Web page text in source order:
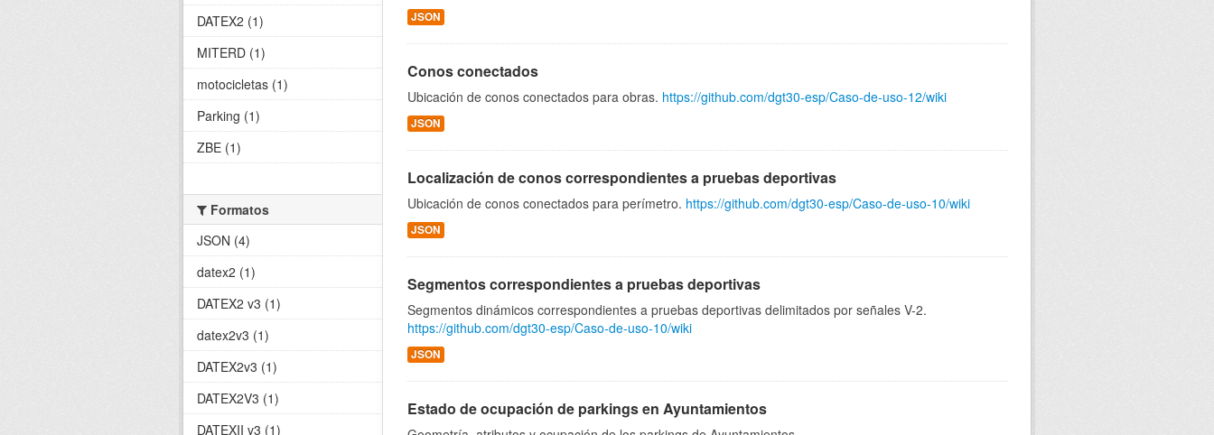
JSON
Conos conectados
Ubicación de conos conectados para obras. https://github.com/dgt30-esp/Caso-de-uso-12/wiki
JSON
Localización de conos correspondientes a pruebas deportivas
Ubicación de conos conectados para perímetro. https://github.com/dgt30-esp/Caso-de-uso-10/wiki
JSON
Segmentos correspondientes a pruebas deportivas
Segmentos dinámicos correspondientes a pruebas deportivas delimitados por señales V-2.
https://github.com/dgt30-esp/Caso-de-uso-10/wiki
JSON
Estado de ocupación de parkings en Ayuntamientos
DATEX2 (1)
MITERD (1)
motocicletas (1)
Parking (1)
ZBE (1)
Formatos
JSON (4)
datex2 (1)
DATEX2 v3 (1)
datex2v3 (1)
DATEX2v3 (1)
DATEX2V3 (1)
DATEXII v3 (1)